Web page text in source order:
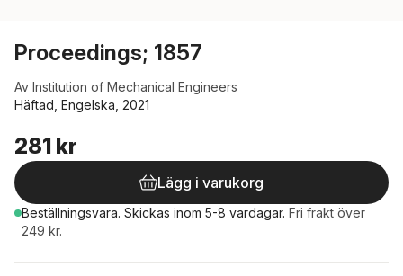
Proceedings; 1857
Av Institution of Mechanical Engineers
Häftad, Engelska, 2021
281 kr
Lägg i varukorg
Beställningsvara. Skickas inom 5-8 vardagar. Fri frakt över
249 kr.